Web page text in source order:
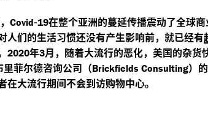
Covid-19在整个亚洲的蔓延传播震动了全球
人们的生活习惯还没有产生影响前，就已经有
2020年3月，随着大流行的恶化，美国的杂货
里菲尔德咨询公司（Brickfields Consulting）的
在大流行期间不会到访购物中心。